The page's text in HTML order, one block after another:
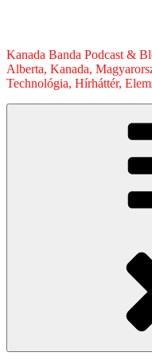
Kanada Banda Podcast &
Alberta, Kanada,
Technológia, Hírháttér,